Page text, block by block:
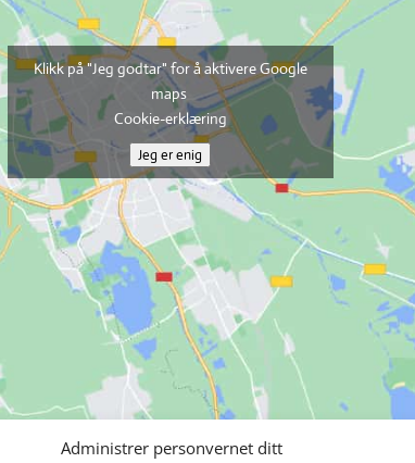
Administrer personvernet ditt
Klikk på "Jeg godtar" for å aktivere Google
maps
Cookie-erklæring
Jeg er enig